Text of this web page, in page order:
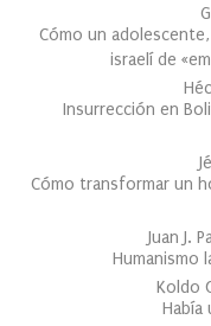
Cómo un
israelí de
Insurrección en
Cómo transformar un
Juan J.
Humanismo
Koldo
Había